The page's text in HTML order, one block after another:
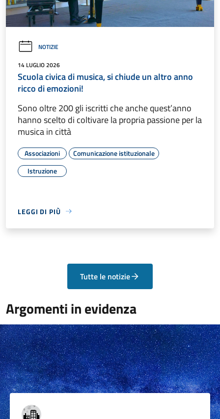
NOTIZIE
14 LUGLIO 2026
Scuola civica di musica, si chiude un altro anno
ricco di emozioni!
Sono oltre 200 gli iscritti che anche quest’anno
hanno scelto di coltivare la propria passione per la
musica in città
Associazioni
Comunicazione istituzionale
Istruzione
LEGGI DI PIÙ
Tutte le notizie
Argomenti in evidenza